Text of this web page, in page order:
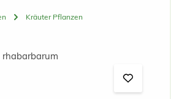
Kräuter Pflanzen